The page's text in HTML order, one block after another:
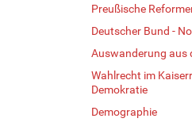
Preußische
Deutscher Bund -
Auswanderung aus
Wahlrecht im
Demokratie
Demographie